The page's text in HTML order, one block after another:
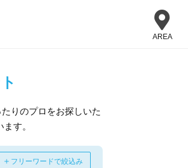
AREA
りのプロをお探しいた
す。
＋ フリーワードで絞込み